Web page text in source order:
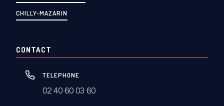
CHILLY-MAZARIN
CONTACT
TELEPHONE
02 40 60 03 60